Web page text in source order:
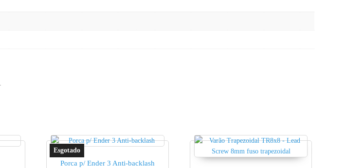
Porca p/ Ender 3 Anti-backlash